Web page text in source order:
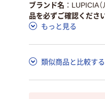
この商品の環境配慮ポ
ア詳細／加点項目
ブランド名 LUPICIA（
品を必ずご確認くださ
もっと見る
類似商品と比較する